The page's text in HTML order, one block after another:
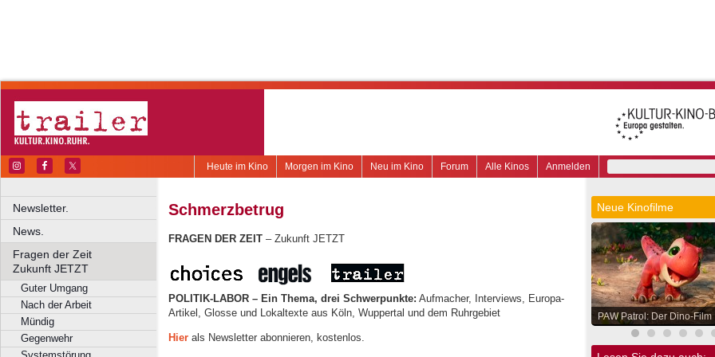
Anmelden
Alle Kinos
Forum
Neu im Kino
Morgen im Kino
Heute im Kino
Newsletter.
News.
Fragen der Zeit
Zukunft JETZT
Guter Umgang
Nach der Arbeit
Mündig
Gegenwehr
Schmerzbetrug
FRAGEN DER ZEIT – Zukunft JETZT
POLITIK-LABOR – Ein Thema, drei Schwerpunkte: Aufmacher, Interviews, Europa-
Artikel, Glosse und Lokaltexte aus Köln, Wuppertal und dem Ruhrgebiet
Hier als Newsletter abonnieren, kostenlos.
Neue Kinofilme
PAW Patrol: Der Dino-Film